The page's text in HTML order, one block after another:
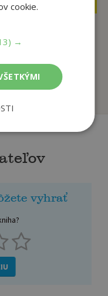
Keď je to naozaj
vyhrať
cookie.
→